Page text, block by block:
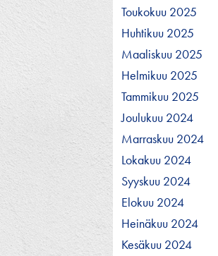
Toukokuu 2025
Huhtikuu 2025
Maaliskuu 2025
Helmikuu 2025
Tammikuu 2025
Joulukuu 2024
Marraskuu 2024
Lokakuu 2024
Syyskuu 2024
Elokuu 2024
Heinäkuu 2024
Kesäkuu 2024